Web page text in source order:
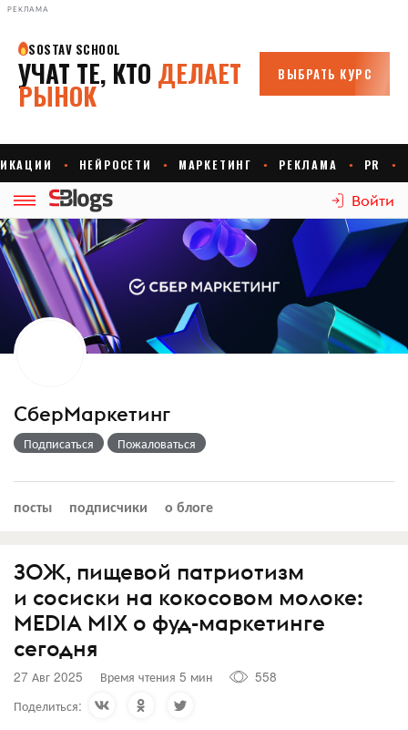
РЕКЛАМА
Войти
СберМаркетинг
Подписаться Пожаловаться
посты подписчики о блоге
ЗОЖ, пищевой патриотизм
и сосиски на кокосовом молоке:
MEDIA MIX о фуд-маркетинге
сегодня
27 Авг 2025 Время чтения 5 мин
558
Поделиться: